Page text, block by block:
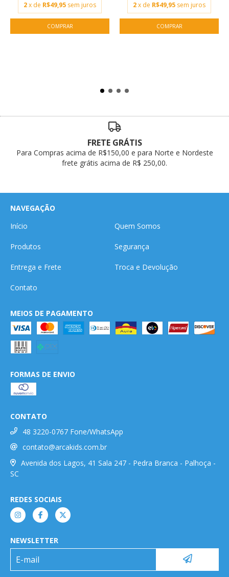
2x de R$49,95 sem juros 2x de R$49,95 sem juros
FRETE GRÁTIS
Para Compras acima de R$150,00 e para Norte e Nordeste
frete grátis acima de R$ 250,00.
NAVEGAÇÃO
Início
Quem Somos
Produtos Segurança
Entrega e Frete Troca e Devolução
Contato
MEIOS DE PAGAMENTO
FORMAS DE ENVIO
CONTATO
48 3220-0767 Fone/WhatsApp
contato@arcakids.com.br
Avenida dos Lagos, 41 Sala 247 - Pedra Branca - Palhoça -
SC
REDES SOCIAIS
NEWSLETTER